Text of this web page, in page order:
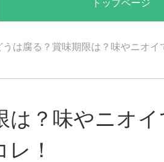
トップページ
うは腐る？賞味期限は？味やニオイ
は？味やニオイ
！